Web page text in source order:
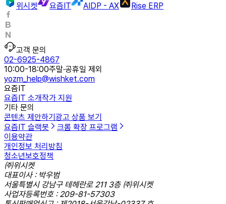
위시켓
요즘IT AIDP - AX Rise ERP
고객 문의
02-6925-4867
10:00-18:00주말·공휴일 제외
yozm_help@wishket.com
요즘IT
요즘IT 소개작가 지원
기타 문의
콘텐츠 제안하기 광고 상품 보기
요즘IT 슬랙봇
크롬 확장 프로그램
이용약관
개인정보 처리방침
청소년보호정책
㈜위시켓
대표이사 : 박우범
서울특별시 강남구 테헤란로 211 3층 ㈜위시켓
사업자등록번호 : 209-81-57303